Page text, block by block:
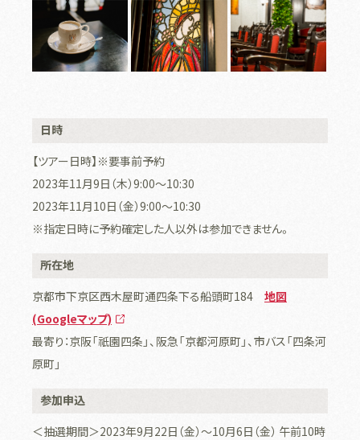
日時
【ツアー日時】※要事前予約
2023年11月9日（木）9:00～10:30
2023年11月10日（金）9:00～10:30
※指定日時に予約確定した人以外は参加できません。
所在地
京都市下京区西木屋町通四条下る船頭町184 地図
(Googleマップ)
最寄り：京阪「祇園四条」、阪急「京都河原町」、市バス「四条河
原町」
参加申込
＜抽選期間＞2023年9月22日（金）～10月6日（金） 午前10時